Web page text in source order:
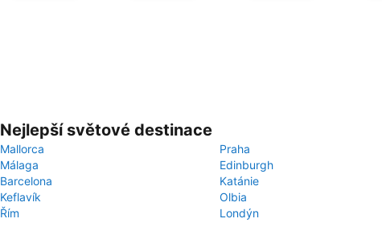
Nejlepší světové destinace
Mallorca
Praha
Málaga
Edinburgh
Barcelona
Katánie
Keflavík
Olbia
Řím
Londýn